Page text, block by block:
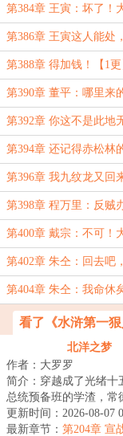
第384章 王寅：坏了！
了！【3更求月票】
第386章 王寅这人能处
真上【2更】
第388章 得加钱！【1更
第390章 董平：哪里来
更求月票】
第392章 你这不是此地
么？【2更】
第394章 还记得赤松林
么？【1更】
第396章 我九纹龙又回
求月票】
第398章 程万里：反贼
讲究！【2更】
第400章 戴宗：不可！
【1更】
第402章 朱仝：回去吧
【3更求月票】
第404章 朱仝：我命休
看了《水浒第一
北洋之梦
作者：大罗罗
简介：穿越成了光绪十
总统预备班的学渣，常
自己的一众好同学：冯
祺瑞、曹锟、王...
更新时间：2026-08-07
最新章节： 第204章 宣